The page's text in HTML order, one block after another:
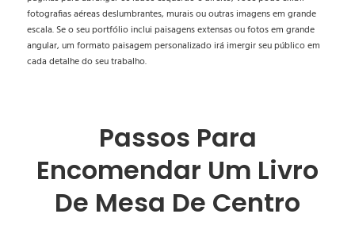
fotografias aéreas deslumbrantes, murais ou outras imagens em grande
escala. Se o seu portfólio inclui paisagens extensas ou fotos em grande
angular, um formato paisagem personalizado irá imergir seu público em
cada detalhe do seu trabalho.
Passos Para
Encomendar Um Livro
De Mesa De Centro